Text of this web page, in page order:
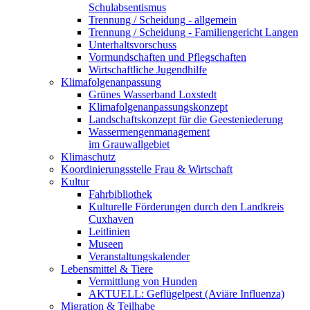
Schulabsentismus
Trennung / Scheidung - allgemein
Trennung / Scheidung - Familiengericht Langen
Unterhaltsvorschuss
Vormundschaften und Pflegschaften
Wirtschaftliche Jugendhilfe
Klimafolgenanpassung
Grünes Wasserband Loxstedt
Klimafolgenanpassungskonzept
Landschaftskonzept für die Geesteniederung
Wassermengenmanagement
im Grauwallgebiet
Klimaschutz
Koordinierungsstelle Frau & Wirtschaft
Kultur
Fahrbibliothek
Kulturelle Förderungen durch den Landkreis
Cuxhaven
Leitlinien
Museen
Veranstaltungskalender
Lebensmittel & Tiere
Vermittlung von Hunden
AKTUELL: Geflügelpest (Aviäre Influenza)
Migration & Teilhabe